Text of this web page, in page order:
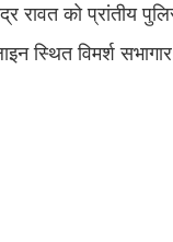
रावत को प्रांतीय
स्थित विमर्श